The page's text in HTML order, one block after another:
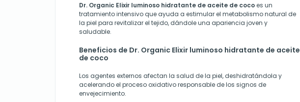
Dr. Organic Elixir luminoso hidratante de aceite de cocoes un
tratamiento intensivo que ayuda a estimular el metabolismo natural de
la piel para revitalizar el tejido, dándole una apariencia joven y
saludable.
Beneficios de Dr. Organic Elixir luminoso hidratante de aceite
de coco
Los agentes externos afectan la salud de la piel, deshidratándola y
acelerando el proceso oxidativo responsable de los signos de
envejecimiento.